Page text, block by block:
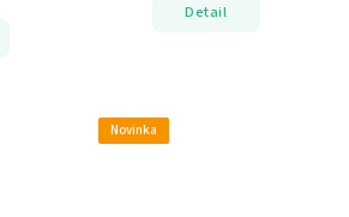
Detail
Novinka